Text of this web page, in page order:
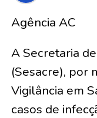
Agência AC
A Secretaria
(Sesacre), por
Vigilância em
casos de